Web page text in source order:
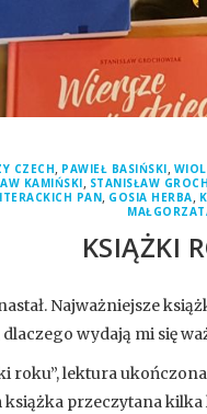
CZECH, PAWIEŁ BASIŃSKI,
KAMIŃSKI, STANISŁAW
PAN, GOSIA HERBA,
KSIĄŻKI
Najważniejsze
wydają mi się
roku”, lektura
książka przeczytana